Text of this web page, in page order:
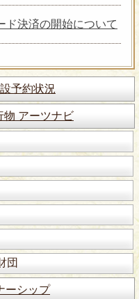
ス・ノーヴォ」「辻康
人会」等の団体で演奏
をリリース。
ていわ・じゅんぞ
ョン
カやフレームドラム、
多種の打楽器で実際
音楽／トラッドを演奏
の可能性を探るべく古
ン、オペラや現代音楽
ンド向けシンセのデモ
も行う。近年モンテ
モーのオペラでの打楽
ミュージカル
ない和製エンターテイ
ド決済の開始について
予約状況
物 アーツナビ
団
ーシップ